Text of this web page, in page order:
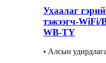
Ухаалаг
тэжээгч-WiFi/
WB-TY
• Алсын удирдлага